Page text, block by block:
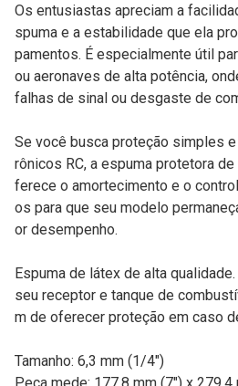
Os entusiastas apreciam a
spuma e a estabilidade que ela
pamentos. É especialmente útil
ou aeronaves de alta potência,
falhas de sinal ou desgaste de
Se você busca proteção simples
rônicos RC, a espuma protetora de
ferece o amortecimento e o
os para que seu modelo
or desempenho.
Espuma de látex de alta
seu receptor e tanque de
m de oferecer proteção em caso
Tamanho: 6,3 mm (1/4")